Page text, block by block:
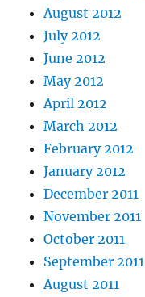
August 2012
July 2012
June 2012
May 2012
April 2012
March 2012
February 2012
January 2012
December 2011
November 2011
October 2011
September 2011
August 2011